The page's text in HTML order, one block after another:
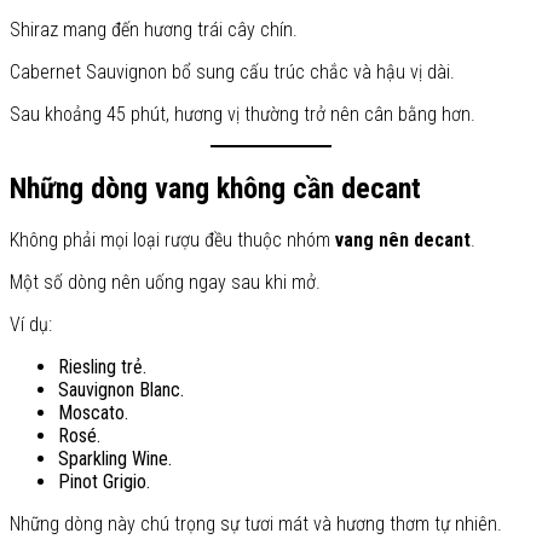
Shiraz mang đến hương trái cây chín.
Cabernet Sauvignon bổ sung cấu trúc chắc và hậu vị dài.
Sau khoảng 45 phút, hương vị thường trở nên cân bằng hơn.
Những dòng vang không cần decant
Không phải mọi loại rượu đều thuộc nhóm vang nên decant.
Một số dòng nên uống ngay sau khi mở.
Ví dụ:
Riesling trẻ.
Sauvignon Blanc.
Moscato.
Rosé.
Sparkling Wine.
Pinot Grigio.
Những dòng này chú trọng sự tươi mát và hương thơm tự nhiên.